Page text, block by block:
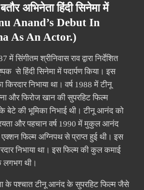
अभिनेता हिंदी सिनेमा में
Anand’s Debut In
As An Actor.)
सिंगीतम श्रीनिवास राव द्वारा निर्देशित
से हिंदी सिनेमा में पदार्पण किया। इस
किरदार निभाया था। वर्ष 1988 में टीनू
और फिरोज खान की सुपरहिट फिल्म
बेटे की भूमिका निभाई थी। टीनू आनंद को
और पहचान वर्ष 1990 में मुकुल आनंद
एक्शन फिल्म अग्निपथ से प्राप्त हुई थी। इस
निभाया था। इस फिल्म की कुल कमाई
लगभग थी।
के पश्चात टीनू आनंद के सुपरहिट फिल्म जैसे